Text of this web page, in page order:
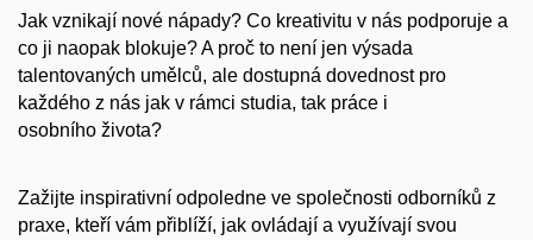
Jak vznikají nové nápady? Co kreativitu v nás podporuje a
co ji naopak blokuje? A proč to není jen výsada
talentovaných umělců, ale dostupná dovednost pro
každého z nás jak v rámci studia, tak práce i
osobního života?
Zažijte inspirativní odpoledne ve společnosti odborníků z
praxe, kteří vám přiblíží, jak ovládají a využívají svou